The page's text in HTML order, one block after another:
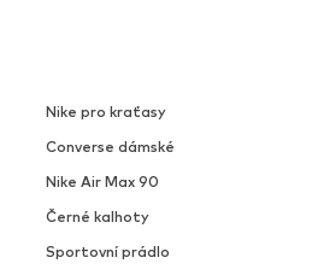
Nike pro kraťasy
Converse dámské
Nike Air Max 90
Černé kalhoty
Sportovní prádlo